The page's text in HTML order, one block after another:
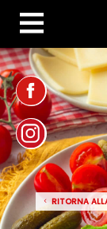
RITORNA